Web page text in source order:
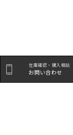
在庫確認・購入相談
お問い合わせ